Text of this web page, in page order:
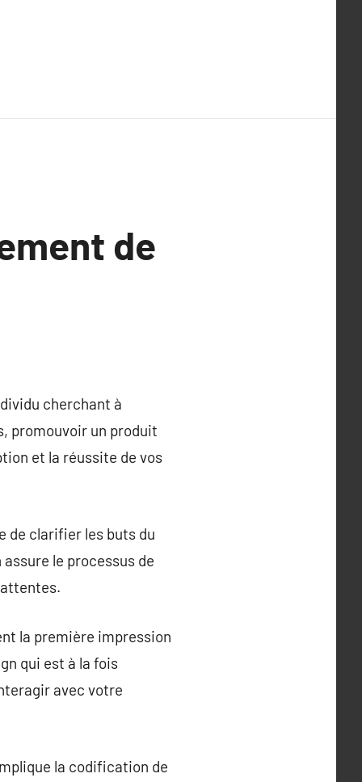
de
cherchant à
promouvoir un produit
et la réussite de vos
de clarifier les buts du
le processus de
la première impression
qui est à la fois
avec votre
la codification de